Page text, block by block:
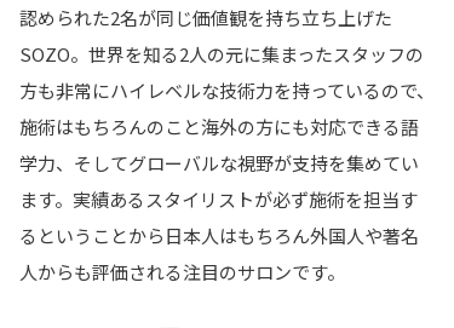
認められた2名が同じ価値観を持ち立ち上げた
SOZO。世界を知る2人の元に集まったスタッフの
方も非常にハイレベルな技術力を持っているので、
施術はもちろんのこと海外の方にも対応できる語
学力、そしてグローバルな視野が支持を集めてい
ます。実績あるスタイリストが必ず施術を担当す
るということから日本人はもちろん外国人や著名
人からも評価される注目のサロンです。